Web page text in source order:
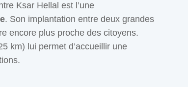
Ksar Hellal est l’une
. Son implantation entre deux grandes
encore plus proche des citoyens.
km) lui permet d’accueillir une